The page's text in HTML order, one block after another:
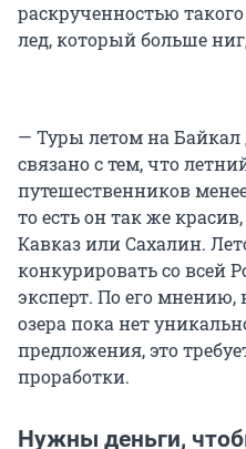
раскрученностью
лед, который больше
— Туры летом на Байкал
связано с тем, что
путешественников
то есть он так же
Кавказ или Сахалин.
конкурировать со всей
эксперт. По его мнению,
озера пока нет
предложения, это
проработки.
Нужны деньги,